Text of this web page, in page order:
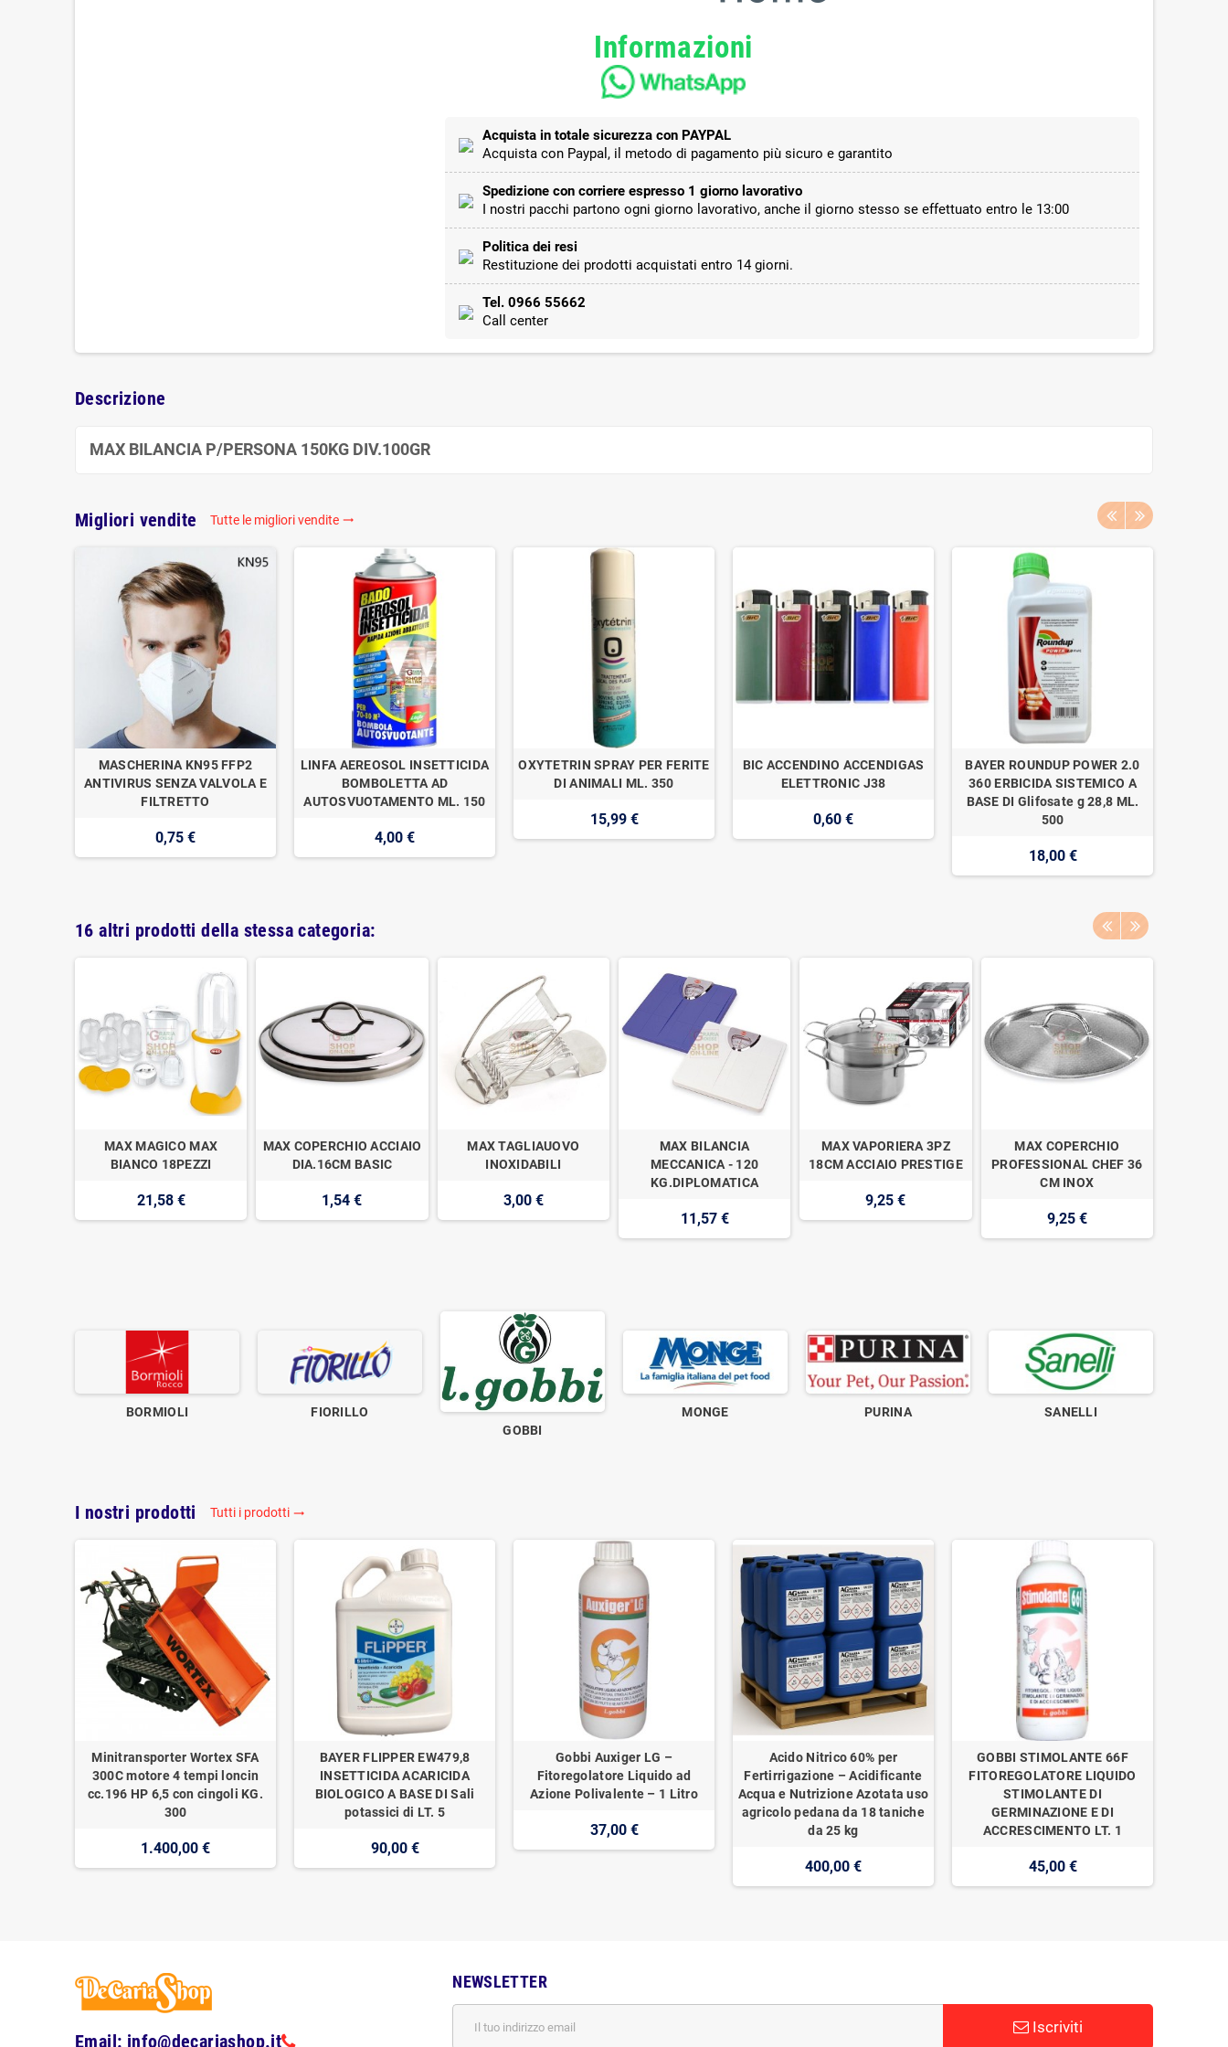
Informazioni
Acquista in totale sicurezza con PAYPAL
Acquista con Paypal, il metodo di pagamento più sicuro e garantito
Spedizione con corriere espresso 1 giorno lavorativo
I nostri pacchi partono ogni giorno lavorativo, anche il giorno stesso se effettuato entro le 13:00
Politica dei resi
Restituzione dei prodotti acquistati entro 14 giorni.
Tel. 0966 55662
Call center
Descrizione
MAX BILANCIA P/PERSONA 150KG DIV.100GR
Migliori vendite Tutte le migliori vendite 
MASCHERINA KN95 FFP2
ANTIVIRUS SENZA VALVOLA E
FILTRETTO
0,75 €
LINFA AEREOSOL INSETTICIDA
BOMBOLETTA AD
AUTOSVUOTAMENTO ML. 150
4,00 €
OXYTETRIN SPRAY PER FERITE
DI ANIMALI ML. 350
15,99 €
BIC ACCENDINO ACCENDIGAS
ELETTRONIC J38
0,60 €
BAYER ROUNDUP POWER 2.0
360 ERBICIDA SISTEMICO A
BASE DI Glifosate g 28,8 ML.
500
18,00 €
16 altri prodotti della stessa categoria:
MAX MAGICO MAX
BIANCO 18PEZZI
21,58 €
MAX COPERCHIO ACCIAIO
DIA.16CM BASIC
1,54 €
MAX TAGLIAUOVO
INOXIDABILI
3,00 €
MAX BILANCIA
MECCANICA - 120
KG.DIPLOMATICA
11,57 €
MAX VAPORIERA 3PZ
18CM ACCIAIO PRESTIGE
9,25 €
MAX COPERCHIO
PROFESSIONAL CHEF 36
CM INOX
9,25 €
BORMIOLI
FIORILLO
GOBBI
MONGE PURINA SANELLI
I nostri prodotti Tutti i prodotti trending_flat
Minitransporter Wortex SFA
300C motore 4 tempi loncin
cc.196 HP 6,5 con cingoli KG.
300
1.400,00 €
BAYER FLIPPER EW479,8
INSETTICIDA ACARICIDA
BIOLOGICO A BASE DI Sali
potassici di LT. 5
90,00 €
Gobbi Auxiger LG –
Fitoregolatore Liquido ad
Azione Polivalente – 1 Litro
37,00 €
Acido Nitrico 60% per
Fertirrigazione – Acidificante
Acqua e Nutrizione Azotata uso
agricolo pedana da 18 taniche
da 25 kg
400,00 €
GOBBI STIMOLANTE 66F
FITOREGOLATORE LIQUIDO
STIMOLANTE DI
GERMINAZIONE E DI
ACCRESCIMENTO LT. 1
45,00 €
Email: info@decariashop.it
NEWSLETTER
Iscriviti